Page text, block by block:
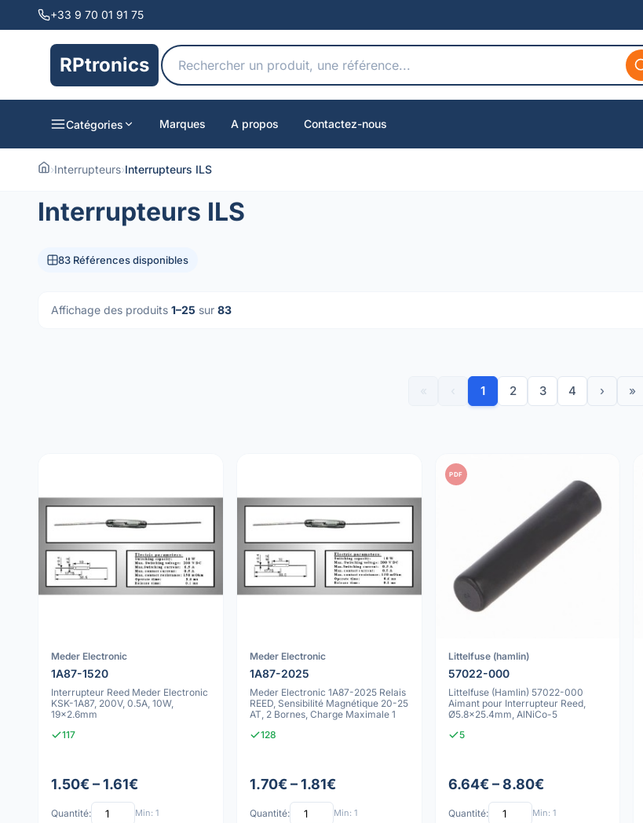
+33 9 70 01 91 75
RPtronics
Catégories Marques A propos Contactez-nous
›Interrupteurs›Interrupteurs ILS
Interrupteurs ILS
83 Références disponibles
Affichage des produits 1–25 sur 83
1 2 3 4 › »
Meder Electronic
1A87-1520
Interrupteur Reed Meder Electronic
KSK-1A87, 200V, 0.5A, 10W,
19x2.6mm
117
1.50€ – 1.61€
Quantité: Min: 1
Meder Electronic
1A87-2025
Meder Electronic 1A87-2025 Relais
REED, Sensibilité Magnétique 20-25
AT, 2 Bornes, Charge Maximale 1
128
1.70€ – 1.81€
Quantité: Min: 1
PDF
Littelfuse (hamlin)
57022-000
Littelfuse (Hamlin) 57022-000
Aimant pour Interrupteur Reed,
Ø5.8x25.4mm, AlNiCo-5
5
6.64€ – 8.80€
Quantité: Min: 1